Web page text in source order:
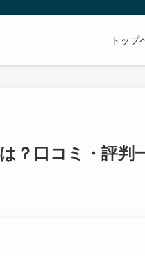
トップ
？口コミ・評判